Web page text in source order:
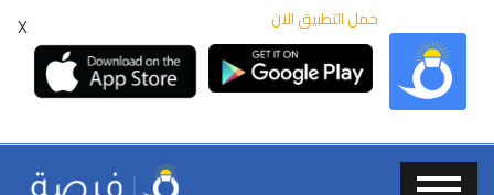
X حمل التطبيق الان